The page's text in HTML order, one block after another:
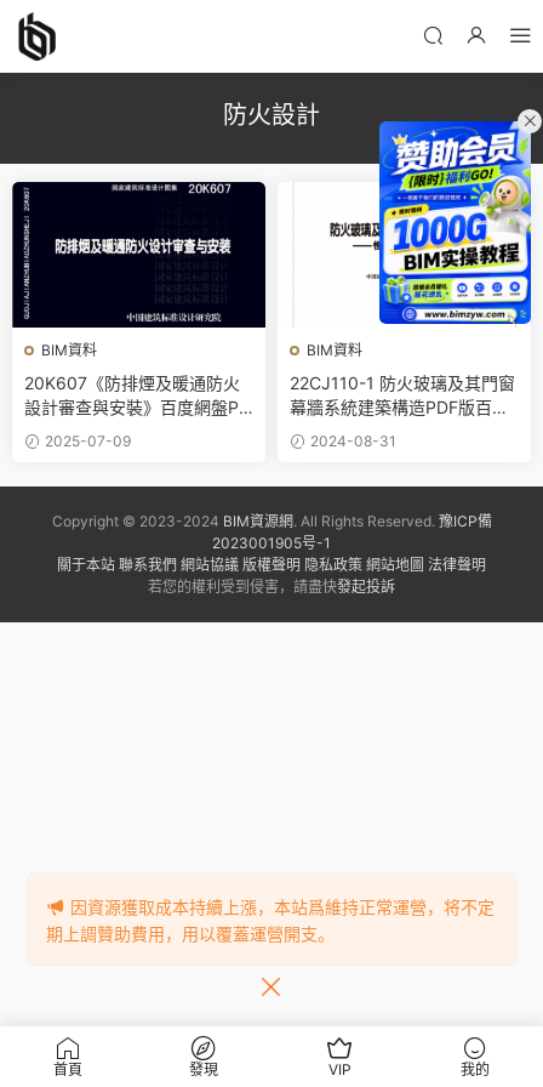
防火設計
BIM資料
20K607《防排煙及暖通防火
設計審查與安裝》百度網盤PD
F電子版下載
2025-07-09
BIM資料
22CJ110-1 防火玻璃及其門窗
幕牆系統建築構造PDF版百度
網盤下載
2024-08-31
Copyright © 2023-2024 BIM資源網. All Rights Reserved. 豫ICP備
2023001905号-1
關于本站 聯系我們 網站協議 版權聲明 隐私政策 網站地圖 法律聲明
若您的權利受到侵害，請盡快發起投訴
首頁 發現 VIP 我的
因資源獲取成本持續上漲，本站爲維持正常運營，将不定
期上調贊助費用，用以覆蓋運營開支。